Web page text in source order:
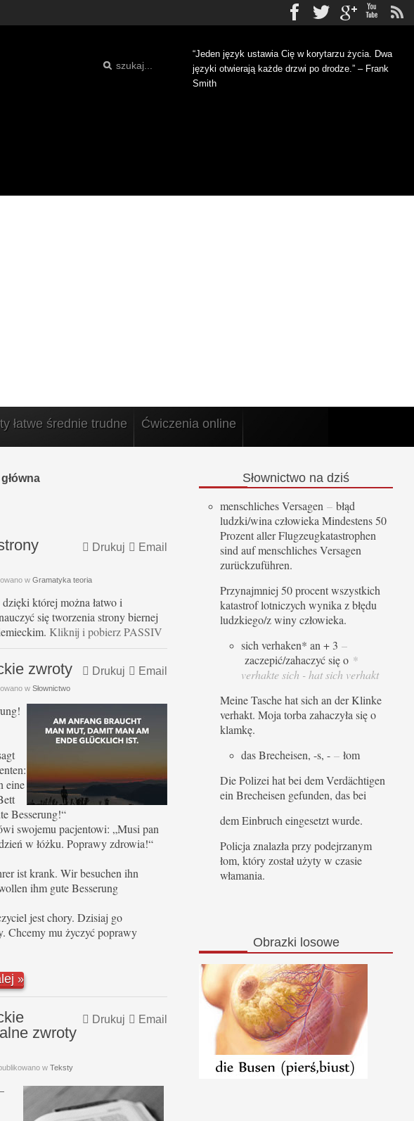
Facebook
Twittergplus
“Jeden język ustawia Cię w korytarzu życia. Dwa
języki otwierają każde drzwi po drodze.” – Frank
Smith
łatwe średnie trudne Ćwiczenia online
Email
Drukuj
w Gramatyka teoria
której można łatwo i
się tworzenia strony biernej
Kliknij i pobierz PASSIV
Email
Drukuj
zwroty
w Słownictwo
eine
Besserung!“
swojemu pacjentowi: „Musi pan
w łóżku. Poprawy zdrowia!“
ist krank. Wir besuchen ihn
ihm gute Besserung
jest chory. Dzisiaj go
Chcemy mu życzyć poprawy
Email
Drukuj
zwroty
w Teksty
Słownictwo na dziś
menschliches Versagen – błąd
ludzki/wina człowieka Mindestens 50
Prozent aller Flugzeugkatastrophen
sind auf menschliches Versagen
zurückzuführen.
Przynajmniej 50 procent wszystkich
katastrof lotniczych wynika z błędu
ludzkiego/z winy człowieka.
sich verhaken* an + 3 –
zaczepić/zahaczyć się o *
verhakte sich - hat sich verhakt
Meine Tasche hat sich an der Klinke
verhakt. Moja torba zahaczyła się o
klamkę.
das Brecheisen, -s, - – łom
Die Polizei hat bei dem Verdächtigen
ein Brecheisen gefunden, das bei
dem Einbruch eingesetzt wurde.
Policja znalazła przy podejrzanym
łom, który został użyty w czasie
włamania.
Obrazki losowe